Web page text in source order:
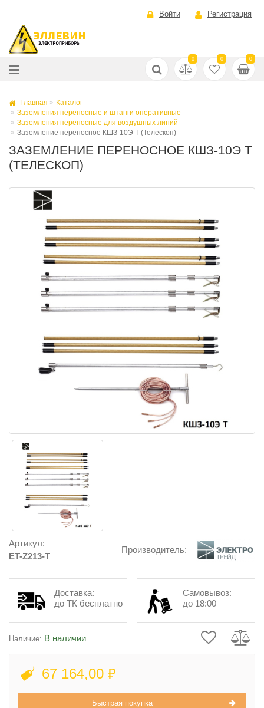
Войти Регистрация
0 0 0
Главная
Каталог
Заземления переносные и штанги оперативные
Заземления переносные для воздушных линий
Заземление переносное КШЗ-10Э Т (Телескоп)
ЗАЗЕМЛЕНИЕ ПЕРЕНОСНОЕ КШЗ-10Э Т
(ТЕЛЕСКОП)
Артикул:
ET-Z213-T
Производитель:
Доставка:
до ТК бесплатно
Самовывоз:
до 18:00
Наличие: В наличии
67 164,00 ₽
Быстрая покупка